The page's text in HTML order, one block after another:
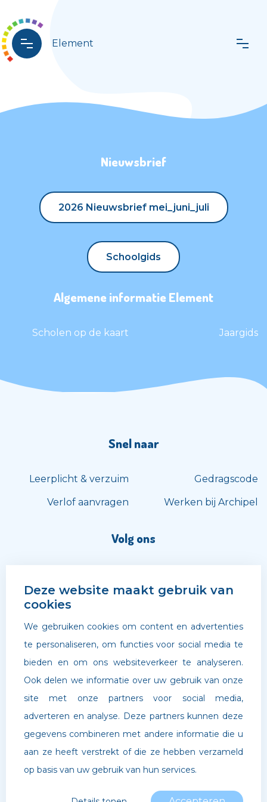
Element
Nieuwsbrief
2026 Nieuwsbrief mei_juni_juli
2026 Nieuwsbrief mei_juni_juli
Schoolgids
Schoolgids
Algemene informatie Element
Scholen op de kaart Jaargids
Snel naar
Leerplicht & verzuim
Verlof aanvragen
Gedragscode
Werken bij Archipel
Volg ons
©Archipel Scholen. Website doorBoldr Digital Agency
Privacybeleid
Deze website maakt gebruik van
cookies
We gebruiken cookies om content en advertenties
te personaliseren, om functies voor social media te
bieden en om ons websiteverkeer te analyseren.
Ook delen we informatie over uw gebruik van onze
site met onze partners voor social media,
adverteren en analyse. Deze partners kunnen deze
gegevens combineren met andere informatie die u
aan ze heeft verstrekt of die ze hebben verzameld
op basis van uw gebruik van hun services.